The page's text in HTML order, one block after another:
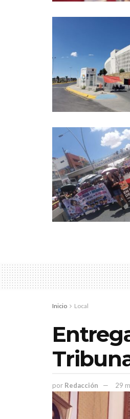
Inicio Local
por Redacción 29